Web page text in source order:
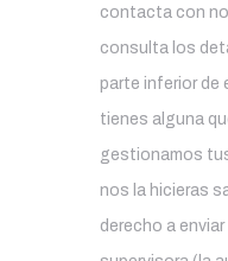
contacta con
consulta los
parte inferior de
tienes alguna
gestionamos
nos la hicieras
derecho a